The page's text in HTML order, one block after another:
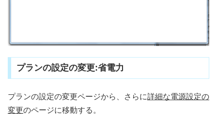
プランの設定の変更:省電力
プランの設定の変更ページから、さらに詳細な電源設定の
変更のページに移動する。